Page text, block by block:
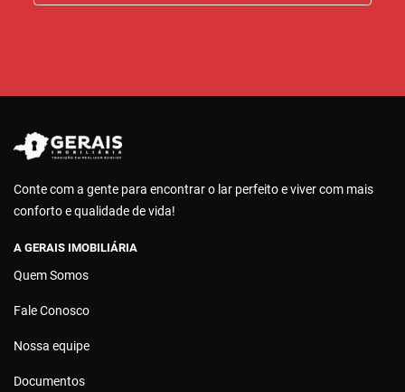
Conte com a gente para encontrar o lar perfeito e viver com mais
conforto e qualidade de vida!
A GERAIS IMOBILIÁRIA
Quem Somos
Fale Conosco
Nossa equipe
Documentos